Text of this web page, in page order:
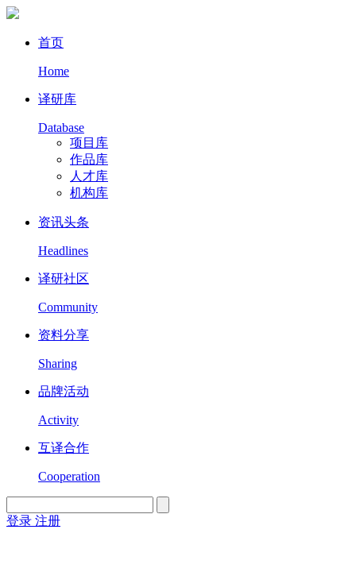
首页
Home
译研库
Database
项目库
作品库
人才库
机构库
资讯头条
Headlines
译研社区
Community
资料分享
Sharing
品牌活动
Activity
互译合作
Cooperation
登录 注册